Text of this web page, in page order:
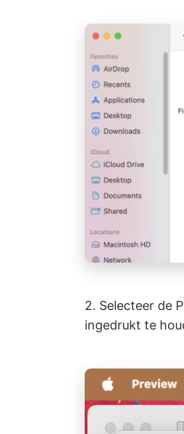
2. Selecteer de
ingedrukt te